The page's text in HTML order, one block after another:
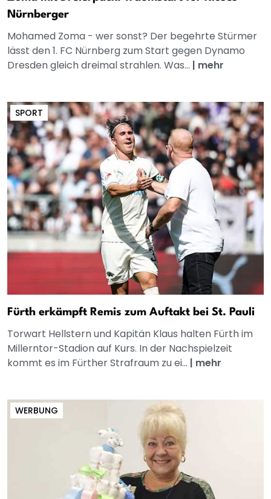
Nürnberger
Mohamed Zoma - wer sonst? Der begehrte Stürmer
lässt den 1. FC Nürnberg zum Start gegen Dynamo
Dresden gleich dreimal strahlen. Was... | mehr
SPORT
Fürth erkämpft Remis zum Auftakt bei St. Pauli
Torwart Hellstern und Kapitän Klaus halten Fürth im
Millerntor-Stadion auf Kurs. In der Nachspielzeit
kommt es im Fürther Strafraum zu ei... | mehr
WERBUNG